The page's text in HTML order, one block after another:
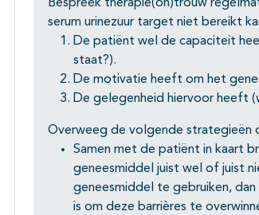
Bespreek therapie(on)trouw
serum urinezuur target niet bereikt
De patiënt wel de capaciteit
staat?).
De motivatie heeft om het
De gelegenheid hiervoor heeft
Overweeg de volgende strategieën
Samen met de patiënt in kaart
geneesmiddel juist wel of juist
geneesmiddel te gebruiken,
is om deze barrières te